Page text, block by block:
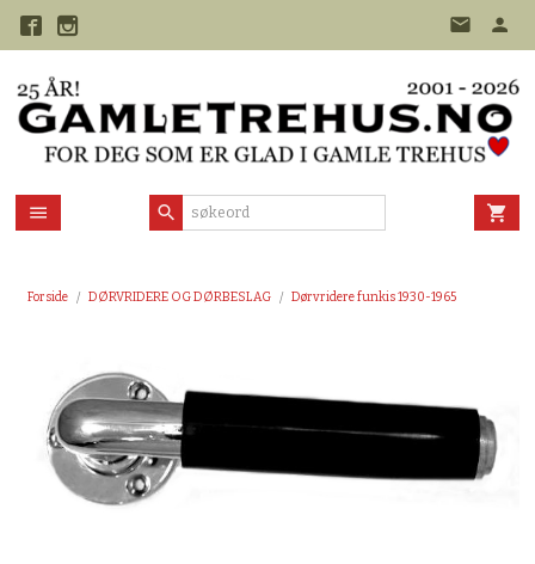
Forside DØRVRIDERE OG DØRBESLAG Dørvridere funkis 1930-1965